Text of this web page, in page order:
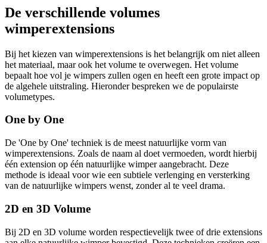
De verschillende volumes
wimperextensions
Bij het kiezen van wimperextensions is het belangrijk om niet alleen
het materiaal, maar ook het volume te overwegen. Het volume
bepaalt hoe vol je wimpers zullen ogen en heeft een grote impact op
de algehele uitstraling. Hieronder bespreken we de populairste
volumetypes.
One by One
De 'One by One' techniek is de meest natuurlijke vorm van
wimperextensions. Zoals de naam al doet vermoeden, wordt hierbij
één extension op één natuurlijke wimper aangebracht. Deze
methode is ideaal voor wie een subtiele verlenging en versterking
van de natuurlijke wimpers wenst, zonder al te veel drama.
2D en 3D Volume
Bij 2D en 3D volume worden respectievelijk twee of drie extensions